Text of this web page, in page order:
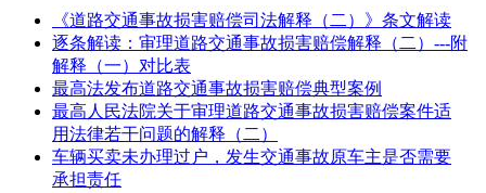
《道路交通事故损害赔偿司法解释（二）》条文解读
逐条解读：审理道路交通事故损害赔偿解释（二）---附
解释（一）对比表
最高法发布道路交通事故损害赔偿典型案例
最高人民法院关于审理道路交通事故损害赔偿案件适
用法律若干问题的解释（二）
车辆买卖未办理过户，发生交通事故原车主是否需要
承担责任